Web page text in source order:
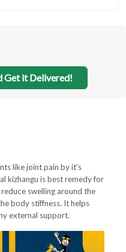
Get it Delivered!
like joint pain by it's
kizhangu is best remedy for
swelling around the
body stiffness. It helps
external support.